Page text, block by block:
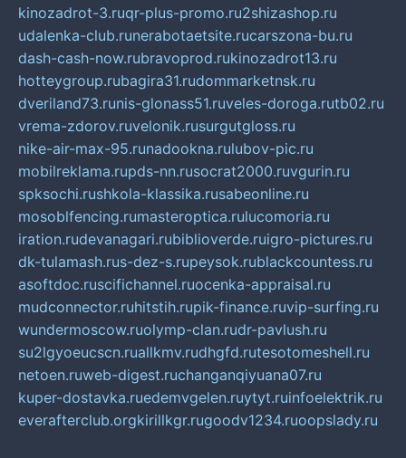
kinozadrot-3.ruqr-plus-promo.ru2shizashop.ru
udalenka-club.runerabotaetsite.rucarszona-bu.ru
dash-cash-now.rubravoprod.rukinozadrot13.ru
hotteygroup.rubagira31.rudommarketnsk.ru
dveriland73.runis-glonass51.ruveles-doroga.rutb02.ru
vrema-zdorov.ruvelonik.rusurgutgloss.ru
nike-air-max-95.runadookna.rulubov-pic.ru
mobilreklama.rupds-nn.rusocrat2000.ruvgurin.ru
spksochi.rushkola-klassika.rusabeonline.ru
mosoblfencing.rumasteroptica.rulucomoria.ru
iration.rudevanagari.rubiblioverde.ruigro-pictures.ru
dk-tulamash.rus-dez-s.rupeysok.rublackcountess.ru
asoftdoc.ruscifichannel.ruocenka-appraisal.ru
mudconnector.ruhitstih.rupik-finance.ruvip-surfing.ru
wundermoscow.ruolymp-clan.rudr-pavlush.ru
su2lgyoeucscn.ruallkmv.rudhgfd.rutesotomeshell.ru
netoen.ruweb-digest.ruchanganqiyuana07.ru
kuper-dostavka.ruedemvgelen.ruytyt.ruinfoelektrik.ru
everafterclub.orgkirillkgr.rugoodv1234.ruoopslady.ru